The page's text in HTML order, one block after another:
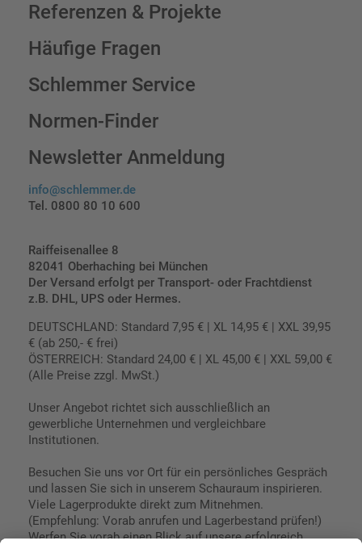
Referenzen & Projekte
Häufige Fragen
Schlemmer Service
Normen-Finder
Newsletter Anmeldung
info@schlemmer.de
Tel. 0800 80 10 600
Raiffeisenallee 8
82041 Oberhaching bei München
Der Versand erfolgt per Transport- oder Frachtdienst
z.B. DHL, UPS oder Hermes.
DEUTSCHLAND: Standard 7,95 € | XL 14,95 € | XXL 39,95
€ (ab 250,- € frei)
ÖSTERREICH: Standard 24,00 € | XL 45,00 € | XXL 59,00 €
(Alle Preise zzgl. MwSt.)
Unser Angebot richtet sich ausschließlich an
gewerbliche Unternehmen und vergleichbare
Institutionen.
Besuchen Sie uns vor Ort für ein persönliches Gespräch
und lassen Sie sich in unserem Schauraum inspirieren.
Viele Lagerprodukte direkt zum Mitnehmen.
(Empfehlung: Vorab anrufen und Lagerbestand prüfen!)
Werfen Sie vorab einen Blick auf unsere erfolgreich